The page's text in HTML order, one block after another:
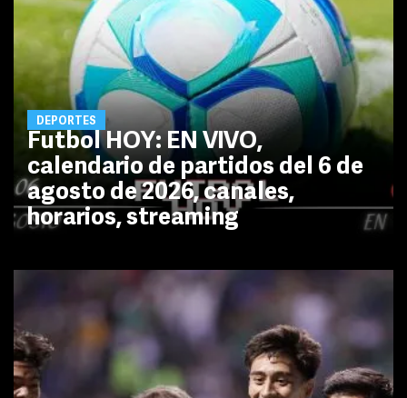
DEPORTES
Futbol HOY: EN VIVO,
calendario de partidos del 6 de
agosto de 2026, canales,
horarios, streaming